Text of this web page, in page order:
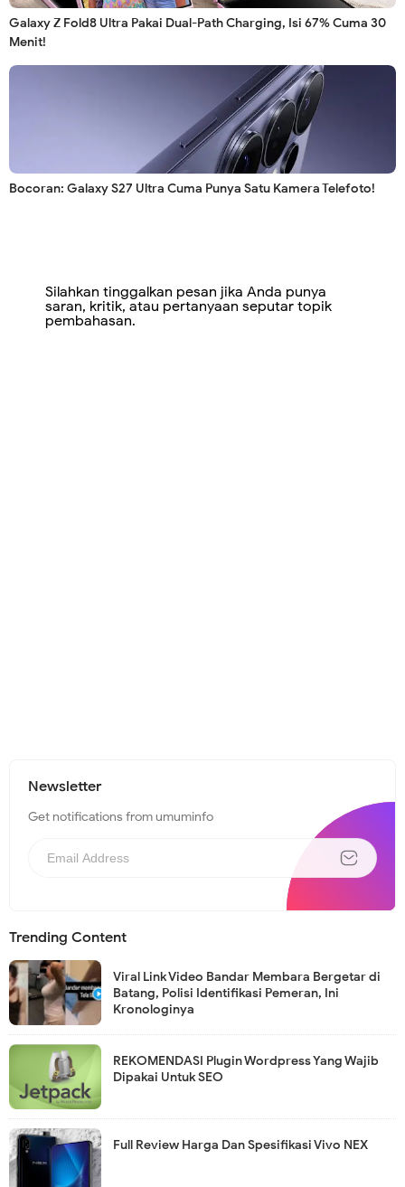
Galaxy Z Fold8 Ultra Pakai Dual-Path Charging, Isi 67% Cuma 30
Menit!
Bocoran: Galaxy S27 Ultra Cuma Punya Satu Kamera Telefoto!
Silahkan tinggalkan pesan jika Anda punya
saran, kritik, atau pertanyaan seputar topik
pembahasan.
Newsletter
Get notifications from umuminfo
Trending Content
Viral Link Video Bandar Membara Bergetar di
Batang, Polisi Identifikasi Pemeran, Ini
Kronologinya
REKOMENDASI Plugin Wordpress Yang Wajib
Dipakai Untuk SEO
Full Review Harga Dan Spesifikasi Vivo NEX